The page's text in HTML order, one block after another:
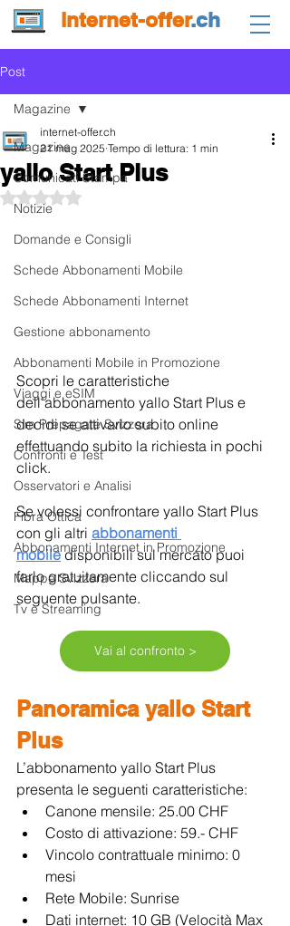
internet-offer.ch
Post
Magazine
Comunicati Stampa
Notizie
Domande e Consigli
Schede Abbonamenti Mobile
Schede Abbonamenti Internet
Gestione abbonamento
Abbonamenti Mobile in Promozione
Viaggi e eSIM
Sim Prepagate Svizzera
Confronti e Test
Osservatori e Analisi
Fibra Ottica
Abbonamenti Internet in Promozione
Mappe Svizzera
Tv e Streaming
Magazine
yallo Start Plus
internet-offer.ch
21 mag 2025 Tempo di lettura: 1 min
Valutazione NaN stelle su 5.
Scopri le caratteristiche
dell’abbonamento yallo Start Plus e
decidi se attivarlo subito online
effettuando subito la richiesta in pochi
click.
Se volessi confrontare yallo Start Plus
con gli altri abbonamenti
mobile disponibili sul mercato puoi
farlo gratuitamente cliccando sul
seguente pulsante.
Vai al confronto >
Panoramica yallo Start
Plus
L’abbonamento yallo Start Plus
presenta le seguenti caratteristiche:
Canone mensile: 25.00 CHF
Costo di attivazione: 59.- CHF
Vincolo contrattuale minimo: 0
mesi
Rete Mobile: Sunrise
Dati internet: 10 GB (Velocità Max